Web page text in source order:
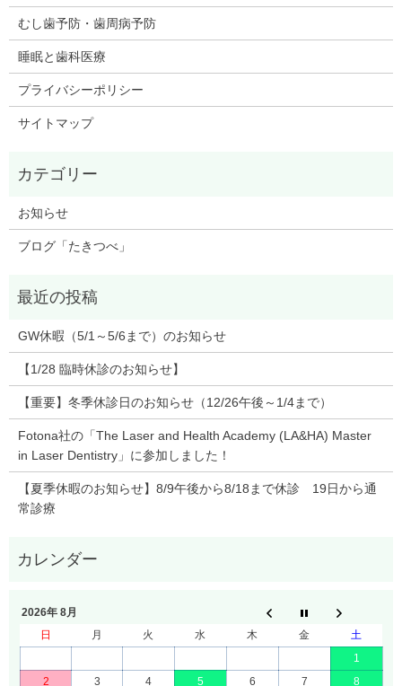
むし歯予防・歯周病予防
睡眠と歯科医療
プライバシーポリシー
サイトマップ
お知らせ
ブログ「たきつべ」
GW休暇（5/1～5/6まで）のお知らせ
【1/28 臨時休診のお知らせ】
【重要】冬季休診日のお知らせ（12/26午後～1/4まで）
Fotona社の「The Laser and Health Academy (LA&HA) Master
in Laser Dentistry」に参加しました！
【夏季休暇のお知らせ】8/9午後から8/18まで休診 19日から通
常診療
2026年 8月
日
月 火 水 木 金
土
1
2
3 4 5 6 7 8